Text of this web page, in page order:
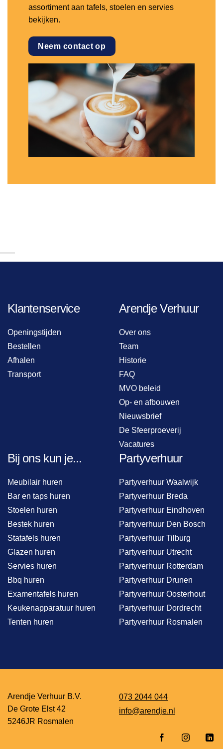
assortiment aan tafels, stoelen en servies
bekijken.
Neem contact op
Klantenservice
Openingstijden
Bestellen
Afhalen
Transport
Arendje Verhuur
Over ons
Team
Historie
FAQ
MVO beleid
Op- en afbouwen
Nieuwsbrief
De Sfeerproeverij
Vacatures
Bij ons kun je...
Meubilair huren
Bar en taps huren
Stoelen huren
Bestek huren
Statafels huren
Glazen huren
Servies huren
Bbq huren
Examentafels huren
Keukenapparatuur huren
Tenten huren
Partyverhuur
Partyverhuur Waalwijk
Partyverhuur Breda
Partyverhuur Eindhoven
Partyverhuur Den Bosch
Partyverhuur Tilburg
Partyverhuur Utrecht
Partyverhuur Rotterdam
Partyverhuur Drunen
Partyverhuur Oosterhout
Partyverhuur Dordrecht
Partyverhuur Rosmalen
Arendje Verhuur B.V.
De Grote Elst 42
5246JR Rosmalen
073 2044 044
info@arendje.nl